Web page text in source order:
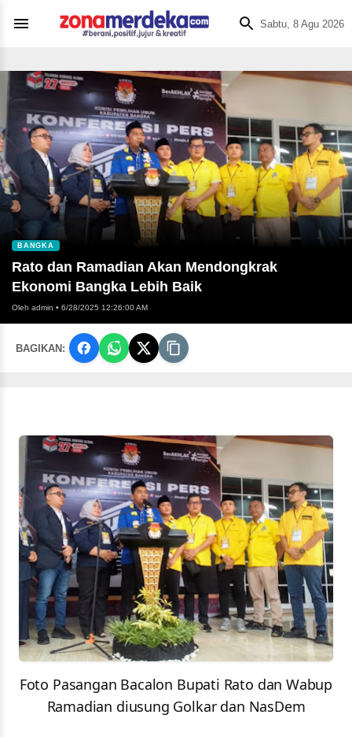
Sabtu, 8 Agu 2026
BANGKA
Rato dan Ramadian Akan Mendongkrak
Ekonomi Bangka Lebih Baik
Oleh admin • 6/28/2025 12:26:00 AM
BAGIKAN:
Foto Pasangan Bacalon Bupati Rato dan Wabup
Ramadian diusung Golkar dan NasDem